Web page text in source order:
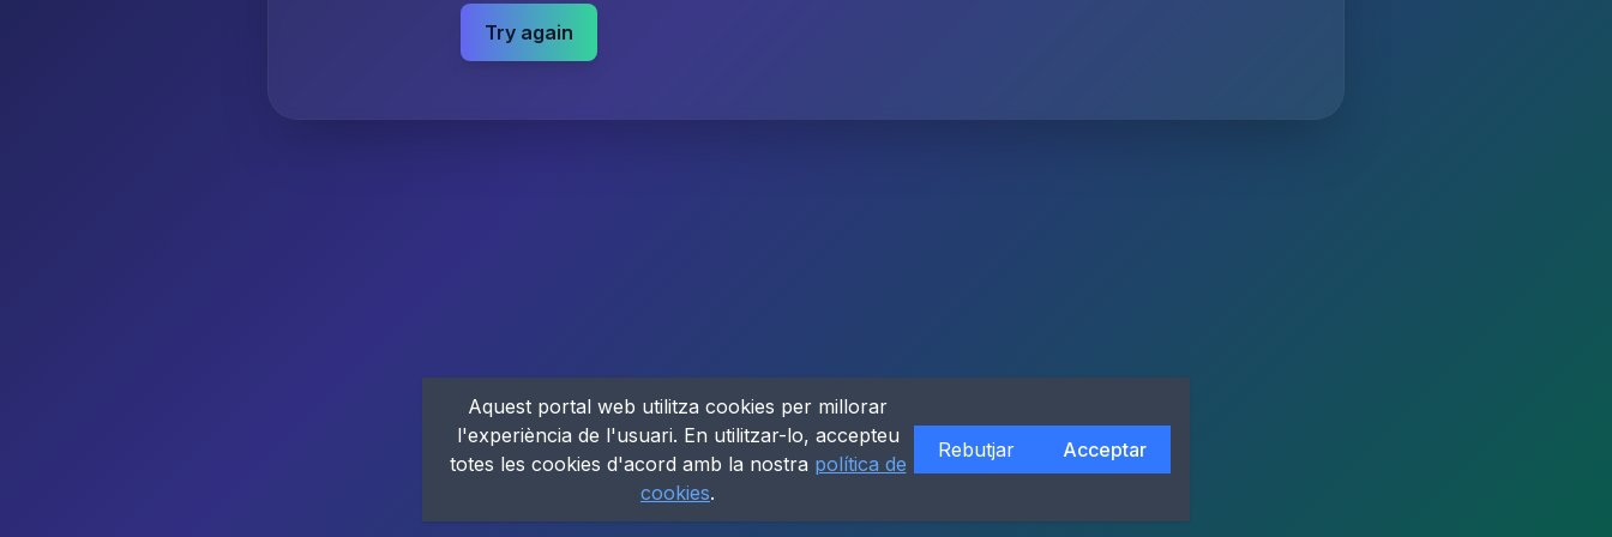
Try again
Aquest portal web utilitza cookies per millorar
l'experiència de l'usuari. En utilitzar-lo, accepteu
totes les cookies d'acord amb la nostra política de
cookies.
Rebutjar Acceptar